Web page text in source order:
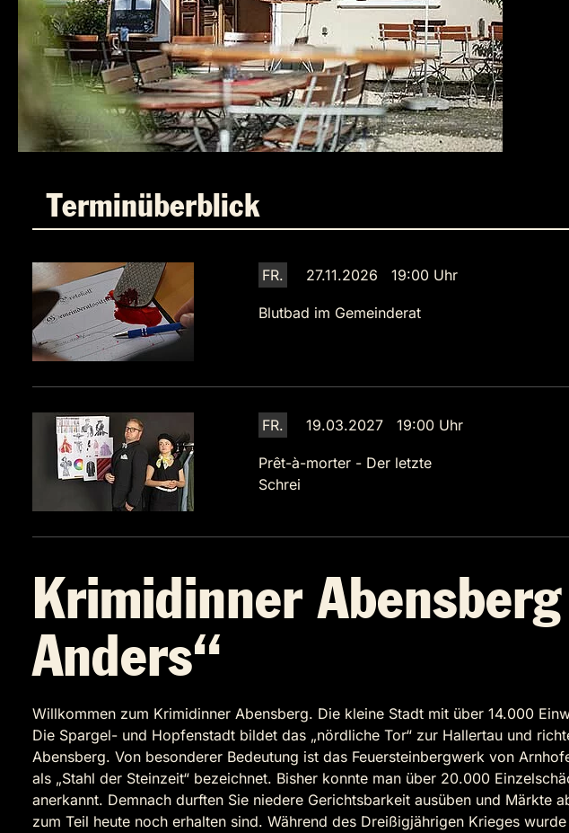
Terminüberblick
FR. 27.11.2026 19:00 Uhr
Blutbad im Gemeinderat
FR. 19.03.2027 19:00 Uhr
Prêt-à-morter - Der letzte
Schrei
Krimidinner
Anders“
Willkommen zum Krimidinner Abensberg. Die kleine Stadt mit über 14.000
Die Spargel- und Hopfenstadt bildet das „nördliche Tor“ zur Hallertau und
Abensberg. Von besonderer Bedeutung ist das Feuersteinbergwerk von
als „Stahl der Steinzeit“ bezeichnet. Bisher konnte man über 20.000
anerkannt. Demnach durften Sie niedere Gerichtsbarkeit ausüben und
zum Teil heute noch erhalten sind. Während des Dreißigjährigen Krieges